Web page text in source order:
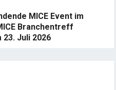
MICE Event im
Branchentreff
Juli 2026